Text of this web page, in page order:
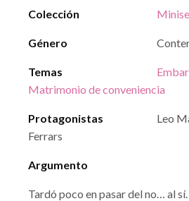
Colección
Género
Temas
Matrimonio de conveniencia
Protagonistas
Leo
Ferrars
Argumento
Tardó poco en pasar del no… al sí.